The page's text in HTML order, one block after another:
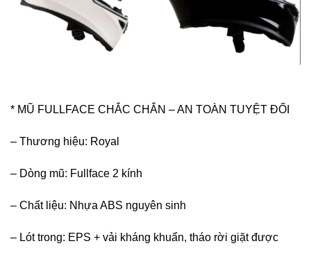
* MŨ FULLFACE CHẮC CHẮN – AN TOÀN TUYỆT ĐỐI
– Thương hiệu: Royal
– Dòng mũ: Fullface 2 kính
– Chất liệu: Nhựa ABS nguyên sinh
– Lót trong: EPS + vải kháng khuẩn, tháo rời giặt được